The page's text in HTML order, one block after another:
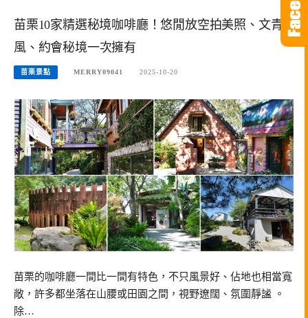
苗栗10家精選秘境咖啡廳！悠閒放空拍美照、文青
風、約會秘境一次擁有
苗栗景點 MERRY09041 2025-10-20
苗栗的咖啡廳一間比一間有特色，不只風景好、佔地也相當寬
敞，許多都坐落在山腰或田園之間，視野遼闊、氛圍靜謐 。
除…